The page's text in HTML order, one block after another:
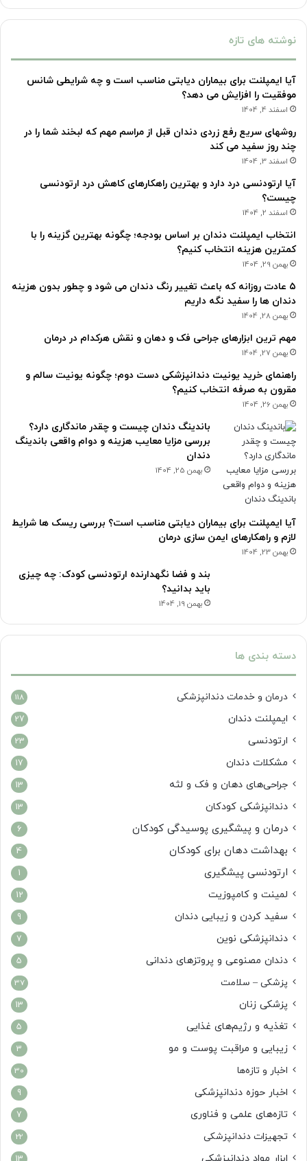
نوشته های تازه
آیا ایمپلنت برای بیماران دیابتی مناسب است و چه شرایطی شانس
موفقیت را افزایش می دهد؟
اسفند 4, 1404
روشهای سریع رفع زردی دندان قبل از مراسم مهم که لبخند شما را در
چند روز سفید می کند
اسفند 3, 1404
آیا ارتودنسی درد دارد و بهترین راهکارهای کاهش درد ارتودنسی
چیست؟
اسفند 2, 1404
انتخاب ایمپلنت دندان بر اساس بودجه؛ چگونه بهترین گزینه را با
کمترین هزینه انتخاب کنیم؟
بهمن 29, 1404
۵ عادت روزانه که باعث تغییر رنگ دندان می شود و چطور بدون هزینه
دندان ها را سفید نگه داریم
بهمن 28, 1404
مهم ترین ابزارهای جراحی فک و دهان و نقش هرکدام در درمان
بهمن 27, 1404
راهنمای خرید یونیت دندانپزشکی دست دوم؛ چگونه یونیت سالم و
مقرون به صرفه انتخاب کنیم؟
بهمن 26, 1404
باندینگ دندان چیست و چقدر ماندگاری دارد؟
بررسی مزایا معایب هزینه و دوام واقعی باندینگ
دندان
بهمن 25, 1404
آیا ایمپلنت برای بیماران دیابتی مناسب است؟ بررسی ریسک ها شرایط
لازم و راهکارهای ایمن سازی درمان
بهمن 23, 1404
بند و فضا نگهدارنده ارتودنسی کودک: چه چیزی
باید بدانید؟
بهمن 19, 1404
دسته بندی ها
درمان‌ و خدمات دندانپزشکی 118
ایمپلنت دندان 27
ارتودنسی 23
مشکلات دندان 17
جراحی‌های دهان و فک و لثه 13
دندانپزشکی کودکان 13
درمان و پیشگیری پوسیدگی کودکان 6
بهداشت دهان برای کودکان 4
ارتودنسی پیشگیری 1
لمینت و کامپوزیت 12
سفید کردن و زیبایی دندان 9
دندانپزشکی نوین 7
دندان مصنوعی و پروتزهای دندانی 5
پزشکی – سلامت 37
پزشکی زنان 13
تغذیه و رژیم‌های غذایی 5
زیبایی و مراقبت پوست و مو 3
اخبار و تازه‌ها 30
اخبار حوزه دندانپزشکی 9
تازه‌های علمی و فناوری 7
تجهیزات دندانپزشکی 22